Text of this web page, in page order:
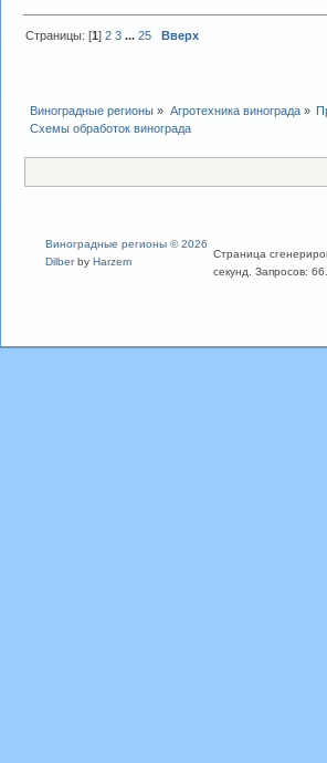
Страницы: [1]2 3 ...25 Вверх
Виноградные регионы » Агротехника винограда»
Схемы обработок винограда
Виноградные регионы © 2026
Dilberby Harzem
Страница
секунд. Запросов: 66.